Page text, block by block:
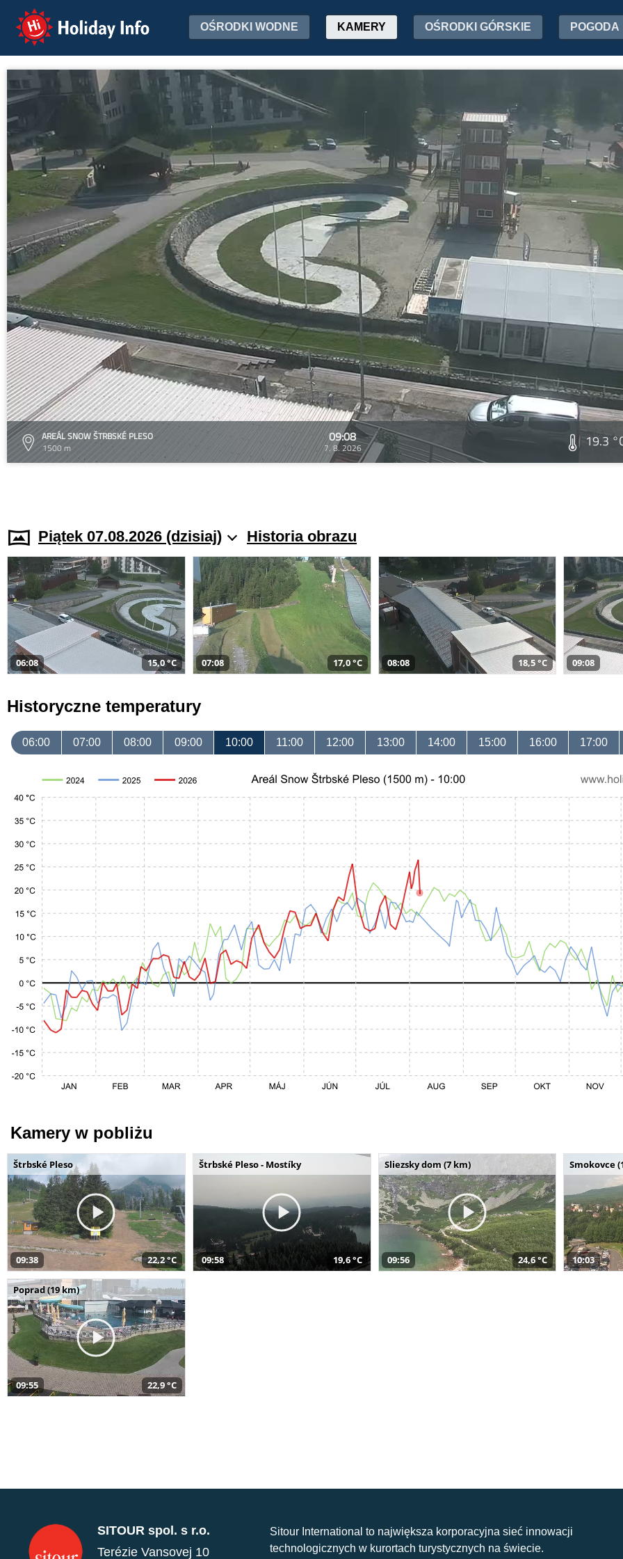
Holiday Info OŚRODKI WODNE KAMERY OŚRODKI GÓRSKIE POGODA
AREÁL SNOW ŠTRBSKÉ PLESO
1500 m
09:08
7. 8. 2026 19.3
Piątek 07.08.2026 (dzisiaj) Historia obrazu
06:08 15,0 °C 07:08 17,0 °C 08:08 18,5 °C 09:08
Historyczne temperatury
06:00 07:00 08:00 09:00 10:00 11:00 12:00 13:00 14:00 15:00 16:00 17:00
Kamery w pobliżu
Štrbské Pleso
09:38 22,2 °C
Štrbské Pleso - Mostíky
09:58 19,6 °C
Sliezsky dom (7 km)
09:56 24,6 °C
Smokovce
10:03
Poprad (19 km)
09:55 22,9 °C
SITOUR spol. s r.o.
Terézie Vansovej 10
Sitour International to największa korporacyjna sieć innowacji
technologicznych w kurortach turystycznych na świecie.